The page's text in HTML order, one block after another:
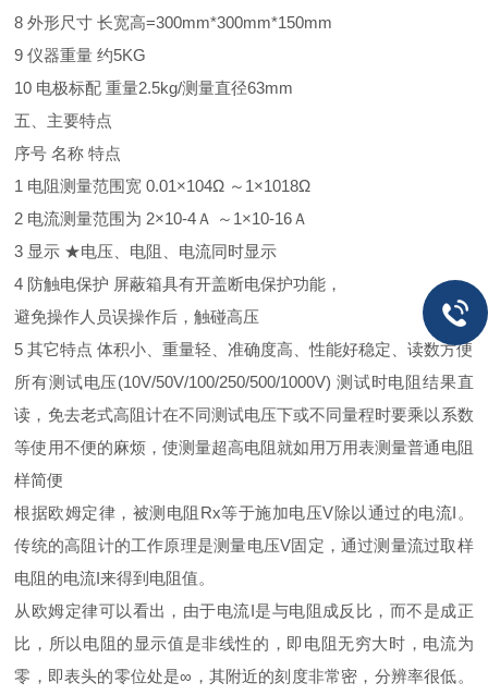
8 外形尺寸 长宽高=300mm*300mm*150mm
9 仪器重量 约5KG
10 电极标配 重量2.5kg/测量直径63mm
五、主要特点
序号 名称 特点
1 电阻测量范围宽 0.01×104Ω ～ 1×1018Ω
2 电流测量范围为 2×10-4 Ａ ～ 1×10-16 Ａ
3 显示 ★电压、电阻、电流同时显示
4 防触电保护 屏蔽箱具有开盖断电保护功能，
避免操作人员误操作后，触碰高压
5 其它特点 体积小、重量轻、准确度高、性能好稳定、读数方便
所有测试电压(10V/50V/100/250/500/1000V) 测试时电阻结果直
读，免去老式高阻计在不同测试电压下或不同量程时要乘以系数
等使用不便的麻烦，使测量超高电阻就如用万用表测量普通电阻
样简便
根据欧姆定律，被测电阻 Rx等于施加电压V除以通过的电流I 。
传统的高阻计的工作原理是测量电压V固定，通过测量流过取样
电阻的电流I来得到电阻值。
从欧姆定律可以看出，由于电流I是与电阻成反比，而不是成正
比，所以电阻的显示值是非线性的，即电阻无穷大时，电流为
零，即表头的零位处是∞，其附近的刻度非常密，分辨率很低。